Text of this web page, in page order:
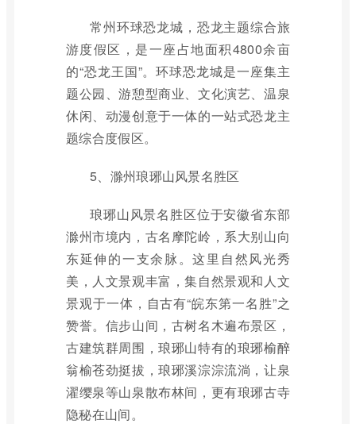
常州环球恐龙城，恐龙主题综合旅
游度假区，是一座占地面积4800余亩
的“恐龙王国”。环球恐龙城是一座集主
题公园、游憩型商业、文化演艺、温泉
休闲、动漫创意于一体的一站式恐龙主
题综合度假区。
5、滁州琅琊山风景名胜区
琅琊山风景名胜区位于安徽省东部
滁州市境内，古名摩陀岭，系大别山向
东延伸的一支余脉。这里自然风光秀
美，人文景观丰富，集自然景观和人文
景观于一体，自古有“皖东第一名胜”之
赞誉。信步山间，古树名木遍布景区，
古建筑群周围，琅琊山特有的琅琊榆醉
翁榆苍劲挺拔，琅琊溪淙淙流淌，让泉
濯缨泉等山泉散布林间，更有琅琊古寺
隐秘在山间。